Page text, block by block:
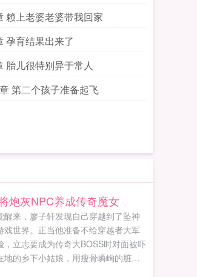
赖上老婆老婆带我回家
孕育结果出来了
胎儿很特别异于常人
第二个孩子准备起飞
炮灰NPC养成传奇魔女
醒来，廖子轩发现自己穿越到了坠神
戏世界。正当他准备不给穿越者大军
，立志要成为传奇大BOSS时对面被吓
地的乡下小姑娘，用瘦骨嶙峋的脏兮